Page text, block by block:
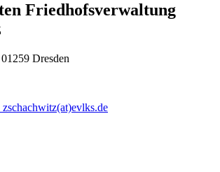
Friedhofsverwaltung
Dresden